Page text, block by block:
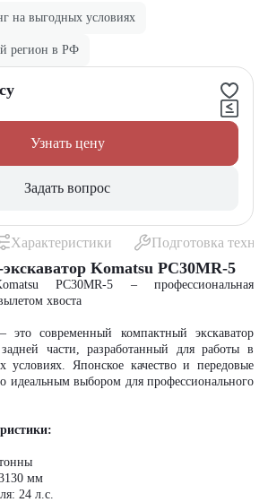
на выгодных условиях
регион в РФ
Узнать цену
Задать вопрос
Характеристики Подготовка
Komatsu PC30MR-5
PC30MR-5 – профессиональная
хвоста
это современный компактный экскаватор
части, разработанный для работы в
условиях. Японское качество и передовые
идеальным выбором для профессионального
мм
24 л.с.